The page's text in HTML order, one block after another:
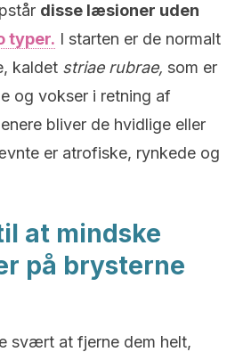
disse læsioner uden
typer. I starten er de normalt
kaldet striae rubrae, som er
og vokser i retning af
bliver de hvidlige eller
er atrofiske, rynkede og
at mindske
på brysterne
svært at fjerne dem helt,